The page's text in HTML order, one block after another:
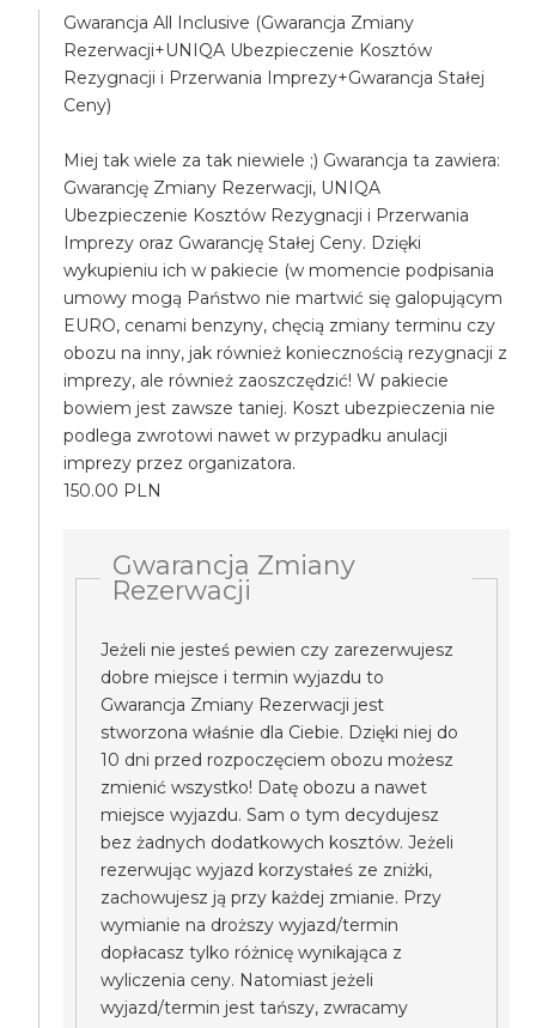
Gwarancja All Inclusive (Gwarancja Zmiany
Rezerwacji+UNIQA Ubezpieczenie Kosztów
Rezygnacji i Przerwania Imprezy+Gwarancja Stałej
Ceny)
Miej tak wiele za tak niewiele ;) Gwarancja ta zawiera:
Gwarancję Zmiany Rezerwacji, UNIQA
Ubezpieczenie Kosztów Rezygnacji i Przerwania
Imprezy oraz Gwarancję Stałej Ceny. Dzięki
wykupieniu ich w pakiecie (w momencie podpisania
umowy mogą Państwo nie martwić się galopującym
EURO, cenami benzyny, chęcią zmiany terminu czy
obozu na inny, jak również koniecznością rezygnacji z
imprezy, ale również zaoszczędzić! W pakiecie
bowiem jest zawsze taniej. Koszt ubezpieczenia nie
podlega zwrotowi nawet w przypadku anulacji
imprezy przez organizatora.
150.00 PLN
Gwarancja Zmiany
Rezerwacji
Jeżeli nie jesteś pewien czy zarezerwujesz
dobre miejsce i termin wyjazdu to
Gwarancja Zmiany Rezerwacji jest
stworzona właśnie dla Ciebie. Dzięki niej do
10 dni przed rozpoczęciem obozu możesz
zmienić wszystko! Datę obozu a nawet
miejsce wyjazdu. Sam o tym decydujesz
bez żadnych dodatkowych kosztów. Jeżeli
rezerwując wyjazd korzystałeś ze zniżki,
zachowujesz ją przy każdej zmianie. Przy
wymianie na droższy wyjazd/termin
dopłacasz tylko różnicę wynikająca z
wyliczenia ceny. Natomiast jeżeli
wyjazd/termin jest tańszy, zwracamy